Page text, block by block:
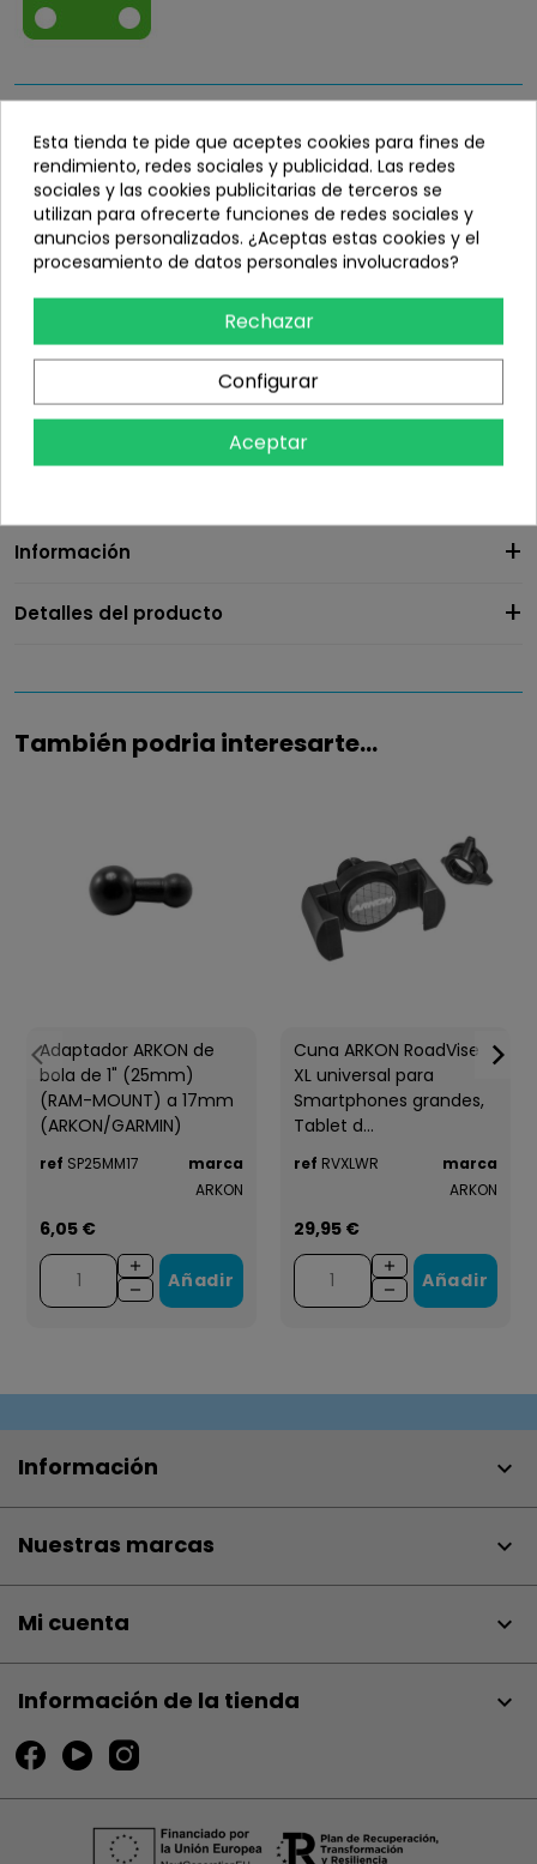
6,90 €
Entrega en 24 / 48 horas
info_outlineDisponibilidad
En stock
Añadir
Información
Detalles del producto
También podria interesarte...
Adaptador ARKON de
bola de 1" (25mm)
(RAM-MOUNT) a 17mm
(ARKON/GARMIN)
ref SP25MM17
marca
ARKON
6,05 €
Añadir
Cuna ARKON RoadVise
XL universal para
Smartphones grandes,
Tablet d...
ref RVXLWR
marca
ARKON
29,95 €
Añadir
Información 
Nuestras marcas 
Mi cuenta 
Información de la tienda keyboard_arrow_down
Esta tienda te pide que aceptes cookies para fines de
rendimiento, redes sociales y publicidad. Las redes
sociales y las cookies publicitarias de terceros se
utilizan para ofrecerte funciones de redes sociales y
anuncios personalizados. ¿Aceptas estas cookies y el
procesamiento de datos personales involucrados?
Rechazar
Configurar
Aceptar